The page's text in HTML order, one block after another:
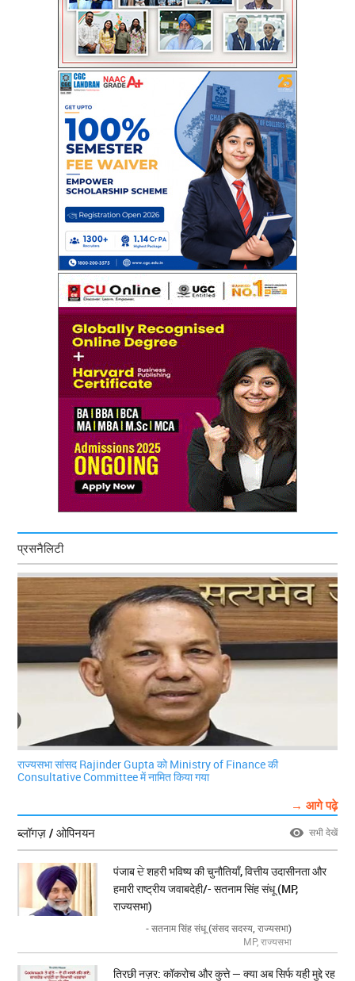
प्रसनैलिटी
राज्यसभा सांसद Rajinder Gupta को Ministry of Finance की
Consultative Committee में नामित किया गया
→ आगे पढ़े
ब्लॉगज़ / ओपिनयन
सभी देखें
पंजाब ਦੇ शहरी भविष्य की चुनौतियाँ, वित्तीय उदासीनता और
हमारी राष्ट्रीय जवाबदेही/- सतनाम सिंह संधू (MP,
राज्यसभा)
- सतनाम सिंह संधू (संसद सदस्य, राज्यसभा)
MP, राज्यसभा
तिरछी नज़र: कॉकरोच और कुत्ते — क्या अब सिर्फ यही मुद्दे रह